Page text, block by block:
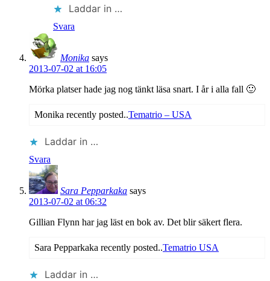
Laddar in …
Svara
Monika says
2013-07-02 at 16:05
Mörka platser hade jag nog tänkt läsa snart. I år i alla fall 🙂
Monika recently posted..Tematrio – USA
Laddar in …
Svara
Sara Pepparkaka says
2013-07-02 at 06:32
Gillian Flynn har jag läst en bok av. Det blir säkert flera.
Sara Pepparkaka recently posted..Tematrio USA
Laddar in …